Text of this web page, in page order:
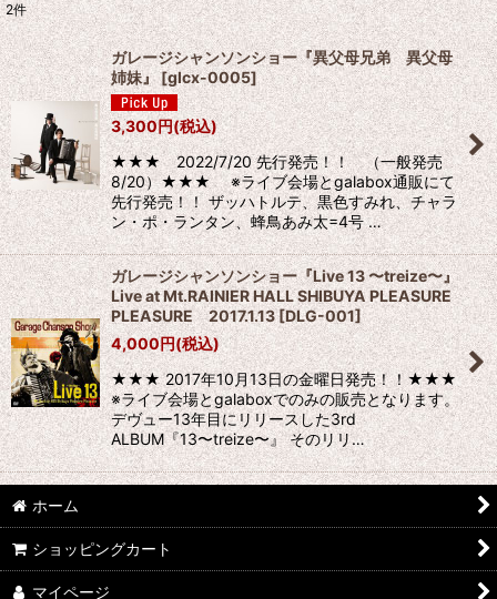
表示数:
並び順:
絞り込む
2件
ガレージシャンソンショー『異父母兄弟 異父母
姉妹』 [glcx-0005]
3,300円(税込)
★★★ 2022/7/20 先行発売！！ （一般発売
8/20）★★★ ※ライブ会場とgalabox通販にて
先行発売！！ ザッハトルテ、黒色すみれ、チャラ
ン・ポ・ランタン、蜂鳥あみ太=4号 …
ガレージシャンソンショー『Live 13 〜treize〜』
Live at Mt.RAINIER HALL SHIBUYA PLEASURE
PLEASURE 2017.1.13[DLG-001]
4,000円(税込)
★★★ 2017年10月13日の金曜日発売！！★★★
※ライブ会場とgalaboxでのみの販売となります。
デヴュー13年目にリリースした3rd
ALBUM『13〜treize〜』 そのリリ…
ホーム
ショッピングカート
マイページ